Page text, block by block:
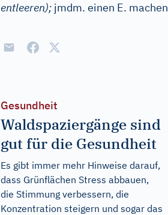
entleeren); jmdm. einen E. machen
Gesundheit
Waldspaziergänge sind
gut für die Gesundheit
Es gibt immer mehr Hinweise darauf,
dass Grünflächen Stress abbauen,
die Stimmung verbessern, die
Konzentration steigern und sogar das